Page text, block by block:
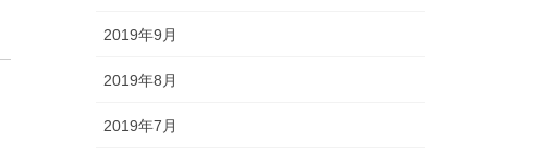
2019年9月
2019年8月
2019年7月